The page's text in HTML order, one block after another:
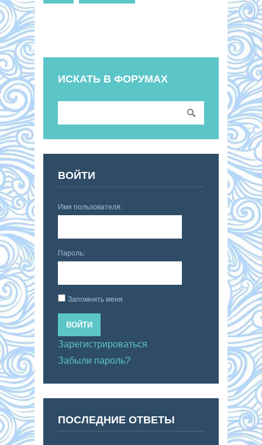
ИСКАТЬ В ФОРУМАХ
ВОЙТИ
Имя пользователя:
Пароль:
Запомнить меня
ВОЙТИ
Зарегистрироваться
Забыли пароль?
ПОСЛЕДНИЕ ОТВЕТЫ